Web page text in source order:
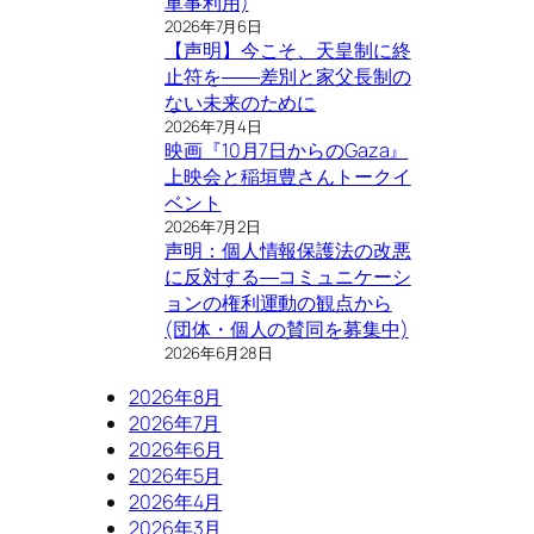
2026年7月6日
【声明】今こそ、天皇制に終
止符を――差別と家父長制の
ない未来のために
2026年7月4日
映画『10月7日からのGaza』
上映会と稲垣豊さんトークイ
ベント
2026年7月2日
声明：個人情報保護法の改悪
に反対する―コミュニケーシ
ョンの権利運動の観点から
(団体・個人の賛同を募集中)
2026年6月28日
2026年8月
2026年7月
2026年6月
2026年5月
2026年4月
2026年3月